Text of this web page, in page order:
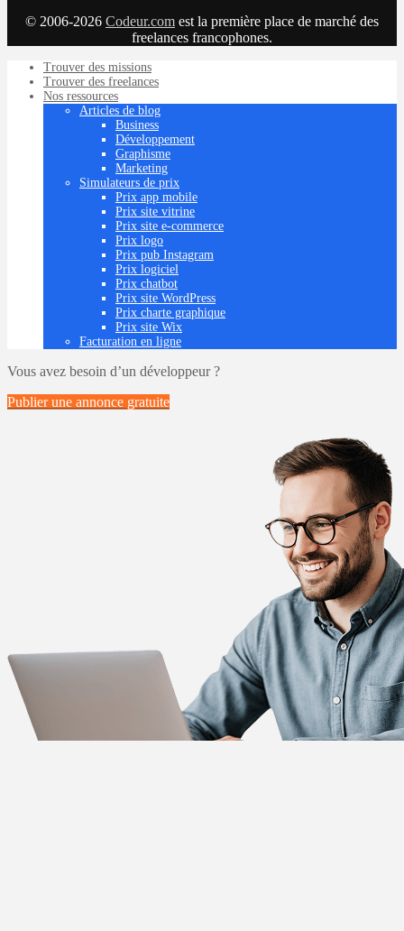
© 2006-2026 Codeur.com est la première place de marché des
freelances francophones.
Trouver des missions
Trouver des freelances
Nos ressources
Articles de blog
Business
Développement
Graphisme
Marketing
Simulateurs de prix
Prix app mobile
Prix site vitrine
Prix site e-commerce
Prix logo
Prix pub Instagram
Prix logiciel
Prix chatbot
Prix site WordPress
Prix charte graphique
Prix site Wix
Facturation en ligne
Vous avez besoin d’un développeur ?
Publier une annonce gratuite